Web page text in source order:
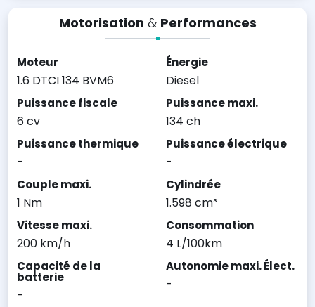
Motorisation & Performances
Moteur
1.6 DTCI 134 BVM6
Énergie
Diesel
Puissance fiscale
6 cv
Puissance maxi.
134 ch
Puissance thermique
-
Puissance électrique
-
Couple maxi.
1 Nm
Cylindrée
1.598 cm³
Vitesse maxi.
200 km/h
Consommation
4 L/100km
Capacité de la
batterie
-
Autonomie maxi. Élect.
-